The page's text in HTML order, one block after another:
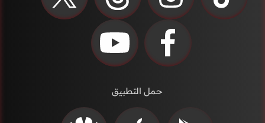
حمل التطبيق